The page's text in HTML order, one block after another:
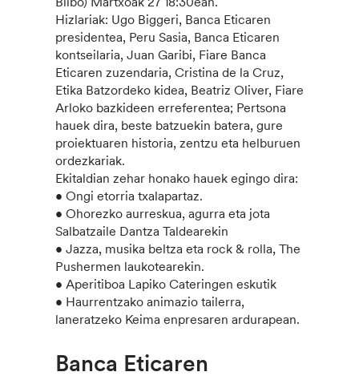
Hizlariak: Ugo Biggeri, Banca Eticaren
presidentea, Peru Sasia, Banca Eticaren
kontseilaria, Juan Garibi, Fiare Banca
Eticaren zuzendaria, Cristina de la Cruz,
Etika Batzordeko kidea, Beatriz Oliver, Fiare
Arloko bazkideen erreferentea; Pertsona
hauek dira, beste batzuekin batera, gure
proiektuaren historia, zentzu eta helburuen
ordezkariak.
Ekitaldian zehar honako hauek egingo dira:
• Ongi etorria txalapartaz.
• Ohorezko aurreskua, agurra eta jota
Salbatzaile Dantza Taldearekin
• Jazza, musika beltza eta rock & rolla, The
Pushermen laukotearekin.
• Aperitiboa Lapiko Cateringen eskutik
• Haurrentzako animazio tailerra,
laneratzeko Keima enpresaren ardurapean.
Banca Eticaren